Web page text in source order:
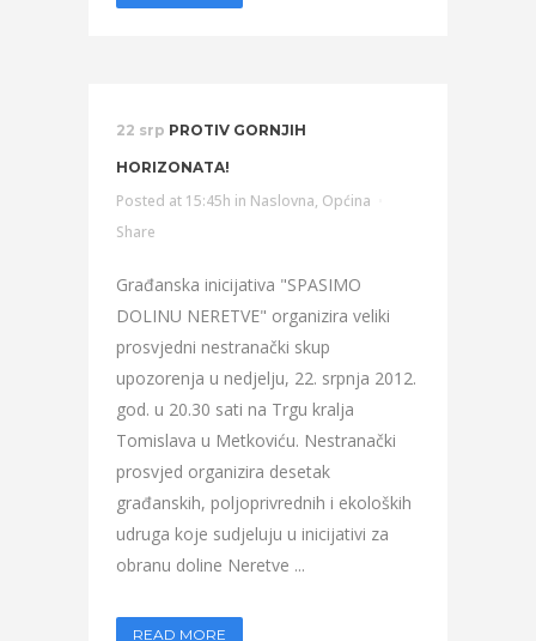
22 srp PROTIV GORNJIH
HORIZONATA!
Posted at 15:45h in Naslovna, Općina
Share
Građanska inicijativa "SPASIMO
DOLINU NERETVE" organizira veliki
prosvjedni nestranački skup
upozorenja u nedjelju, 22. srpnja 2012.
god. u 20.30 sati na Trgu kralja
Tomislava u Metkoviću. Nestranački
prosvjed organizira desetak
građanskih, poljoprivrednih i ekoloških
udruga koje sudjeluju u inicijativi za
obranu doline Neretve ...
READ MORE